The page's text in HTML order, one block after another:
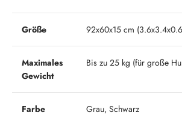
Größe 92x60x15 cm
Maximales
Gewicht
Bis zu 25 kg (für große
Farbe Grau, Schwarz